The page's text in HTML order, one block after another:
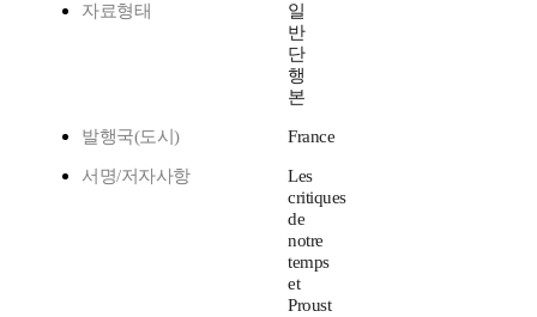
자료형태
일
반
단
행
본
발행국(도시) France
서명/저자사항
Les
critiques
de
notre
temps
et
Proust